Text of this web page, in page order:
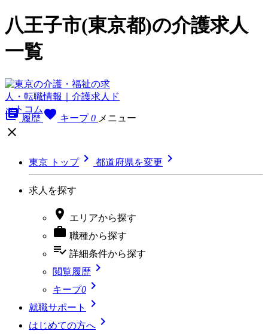
八王子市(東京都)の介護求人
一覧
library_books 履歴 favorite キープ 0 メニュー

東京 トップ 都道府県を変更 
求人を探す
 エリアから探す
 職種から探す
playlist_add_check 詳細条件から探す
閲覧履歴 
キープ0 
就職サポート 
はじめての方へ 